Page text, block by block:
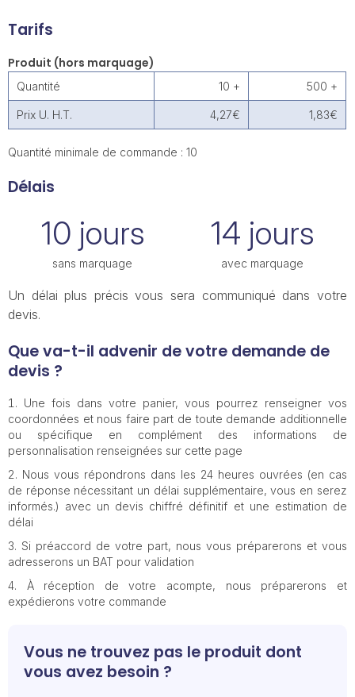
Tarifs
Produit (hors marquage)
Quantité 10 + 500 +
Prix U. H.T. 4,27€ 1,83€
Quantité minimale de commande : 10
Délais
10 jours
sans marquage
14 jours
avec marquage
Un délai plus précis vous sera communiqué dans votre
devis.
Que va-t-il advenir de votre demande de
devis ?
Une fois dans votre panier, vous pourrez renseigner vos
coordonnées et nous faire part de toute demande additionnelle
ou spécifique en complément des informations de
personnalisation renseignées sur cette page
Nous vous répondrons dans les 24 heures ouvrées (en cas
de réponse nécessitant un délai supplémentaire, vous en serez
informés.) avec un devis chiffré définitif et une estimation de
délai
Si préaccord de votre part, nous vous préparerons et vous
adresserons un BAT pour validation
À réception de votre acompte, nous préparerons et
expédierons votre commande
Vous ne trouvez pas le produit dont
vous avez besoin ?